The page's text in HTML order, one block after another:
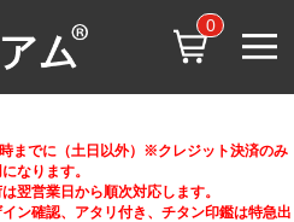
0
までに（土日以外）※クレジット決済のみ
なります。
翌営業日から順次対応します。
ン確認、アタリ付き、チタン印鑑は特急出